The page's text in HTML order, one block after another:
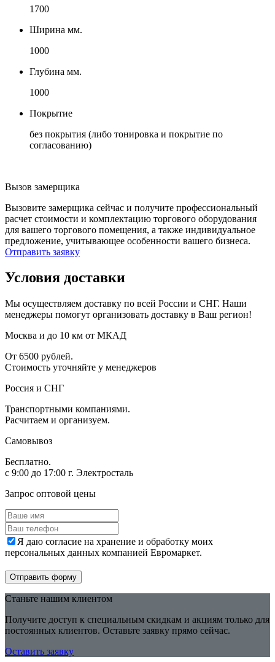
1700
Ширина мм.
1000
Глубина мм.
1000
Покрытие
без покрытия (либо тонировка и покрытие по
согласованию)
Вызов замерщика
Вызовите замерщика сейчас и получите профессиональный
расчет стоимости и комплектацию торгового оборудования
для вашего торгового помещения, а также индивидуальное
предложение, учитывающее особенности вашего бизнеса.
Отправить заявку
Условия доставки
Мы осуществляем доставку по всей России и СНГ. Наши
менеджеры помогут организовать доставку в Ваш регион!
Москва и до 10 км от МКАД
От 6500 рублей.
Стоимость уточняйте у менеджеров
Россия и СНГ
Транспортными компаниями.
Расчитаем и организуем.
Самовывоз
Бесплатно.
с 9:00 до 17:00 г. Электросталь
Запрос оптовой цены
Я даю согласие на хранение и обработку моих
персональных данных компанией Евромаркет.
Отправить форму
Станьте нашим клиентом
Получите доступ к специальным скидкам и акциям только для
постоянных клиентов. Оставьте заявку прямо сейчас.
Оставить заявку